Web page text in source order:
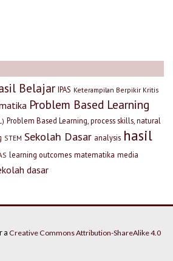
Belajar IPAS Keterampilan Berpikir Kritis
Problem Based Learning
Problem Based Learning, process skills, natural
STEM Sekolah Dasar analysis hasil
learning outcomes matematika media
dasar
a Creative Commons Attribution-ShareAlike 4.0